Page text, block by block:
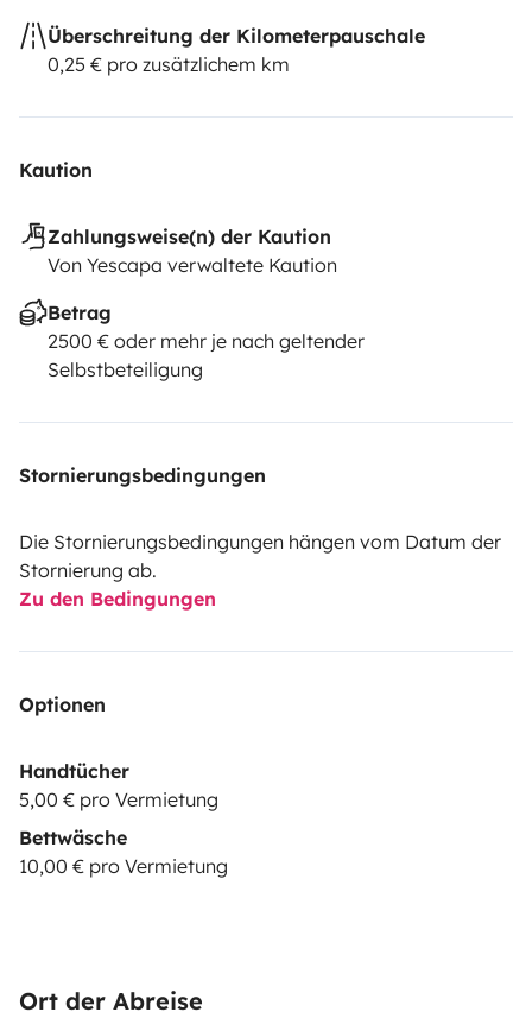
Überschreitung der Kilometerpauschale
0,25 € pro zusätzlichem km
Kaution
Zahlungsweise(n) der Kaution
Von Yescapa verwaltete Kaution
Betrag
2500 € oder mehr je nach geltender
Selbstbeteiligung
Stornierungsbedingungen
Die Stornierungsbedingungen hängen vom Datum der
Stornierung ab.
Zu den Bedingungen
Optionen
Handtücher
5,00 € pro Vermietung
Bettwäsche
10,00 € pro Vermietung
Ort der Abreise